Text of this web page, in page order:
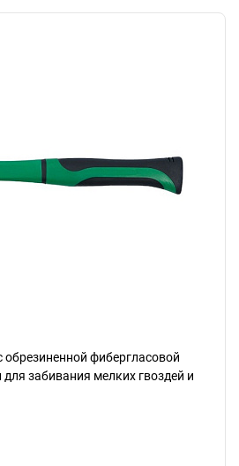
обрезиненной фибергласовой
забивания мелких гвоздей и